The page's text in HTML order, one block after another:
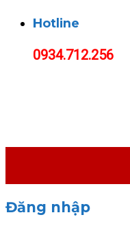
Hotline
0934.712.256
Đăng nhập